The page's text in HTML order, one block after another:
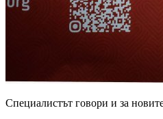
Специалистът говори и за